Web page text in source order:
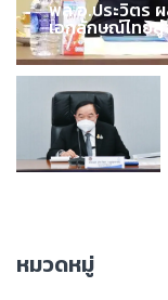
พล.อ.ประวิตร
เอกลักษณ์ไทย
หมวดหมู่